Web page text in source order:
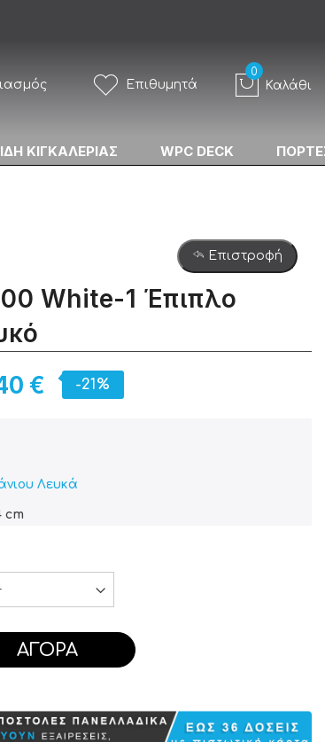
Επιθυμητά Καλάθι
ΚΙΓΚΑΛΕΡΙΑΣ WPC DECK
Επιστροφή
White-1 Έπιπλο
€ -21%
Λευκά
cm
ΑΓΟΡΆ